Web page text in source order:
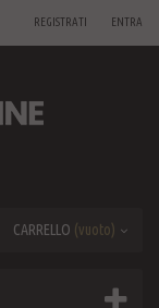
ENTRA
REGISTRATI
CARRELLO (vuoto)